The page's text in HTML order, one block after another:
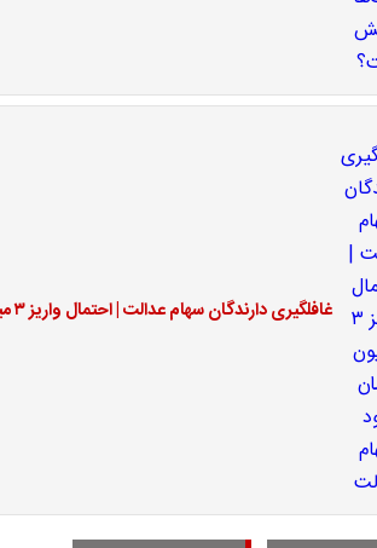
غافلگیری دارندگان سهام عدالت | احتمال واریز ۳ میلیون تومان سود سهام عدالت